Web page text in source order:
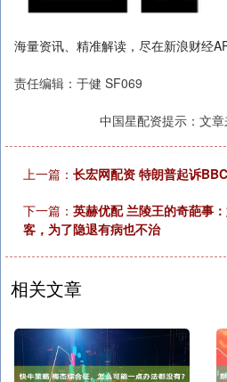
海量资讯、精准解读，尽在新浪财经
责任编辑：于健 SF069
中国星配资提示：文章
上一篇： 长宏网配资 特朗普起诉
下一篇： 英赫优配 兰陵王的奇葩事
客，为了隐退有病也不治
相关文章